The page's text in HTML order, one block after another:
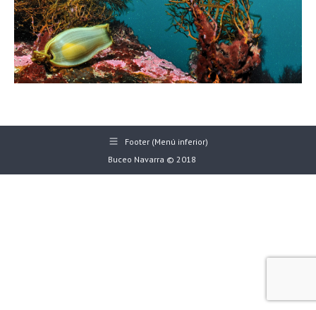
Footer (Menú inferior)
Buceo Navarra © 2018